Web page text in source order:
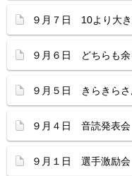
９月７日 10より大
９月６日 どちらも余
９月５日 きらきらさ
９月４日 音読発表会
９月１日 選手激励会